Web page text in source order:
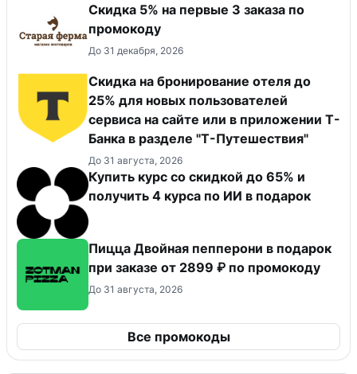
Скидка 5% на первые 3 заказа по
промокоду
До 31 декабря, 2026
Скидка на бронирование отеля до
25% для новых пользователей
сервиса на сайте или в приложении Т-
Банка в разделе "Т-Путешествия"
До 31 августа, 2026
Купить курс со скидкой до 65% и
получить 4 курса по ИИ в подарок
Пицца Двойная пепперони в подарок
при заказе от 2899 ₽ по промокоду
До 31 августа, 2026
Все промокоды